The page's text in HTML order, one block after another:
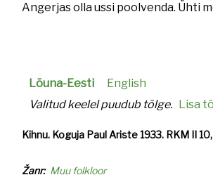
Angerjas olla ussi poolvenda. Ühti
Lõuna-Eesti
English
Valitud keelel puudub tõlge. Lisa
Kihnu. Koguja Paul Ariste 1933. RKM II 10,
Žanr Muu folkloor